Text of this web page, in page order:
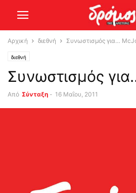
Αρχική διεθνή Συνωστισμός για…
διεθνή
Συνωστισμός
Από Σύνταξη - 16 Μαΐου, 2011